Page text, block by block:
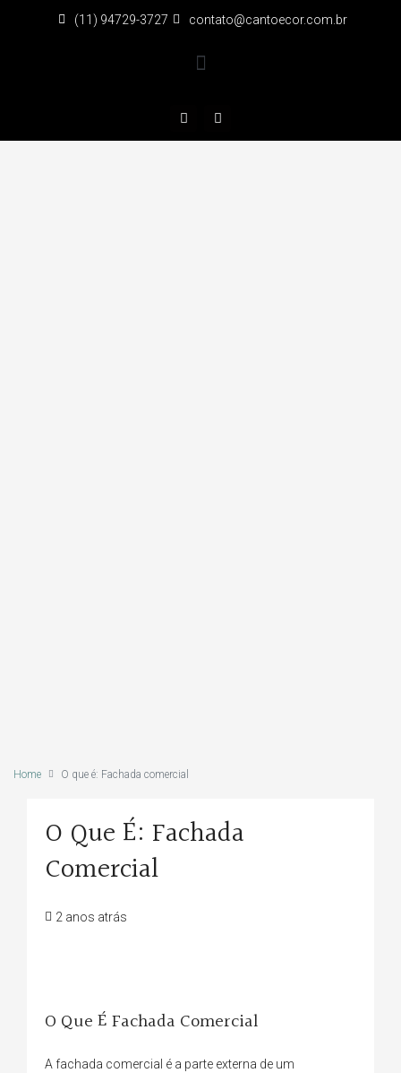
(11) 94729-3727 contato@cantoecor.com.br
Home O que é: Fachada comercial
O Que É: Fachada
Comercial
2 anos atrás
O Que É Fachada Comercial
A fachada comercial é a parte externa de um